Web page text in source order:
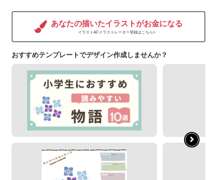
あなたの描いたイラストがお金になる
イラストACイラストレーター登録はこちら>
おすすめテンプレートでデザイン作成しませんか？